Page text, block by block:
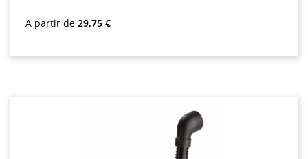
Preço normal:
A partir de 29,75 €